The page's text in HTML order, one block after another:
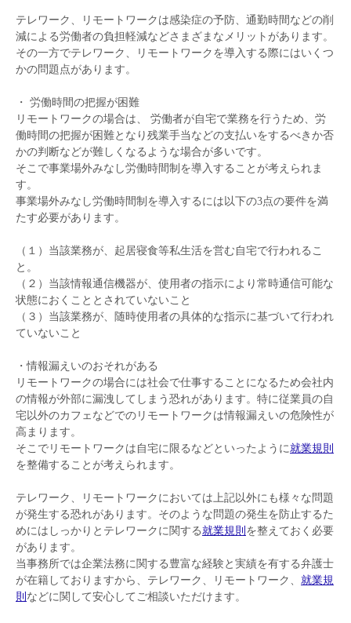
テレワーク、リモートワークは感染症の予防、通勤時間などの削
減による労働者の負担軽減などさまざまなメリットがあります。
その一方でテレワーク、リモートワークを導入する際にはいくつ
かの問題点があります。
・ 労働時間の把握が困難
リモートワークの場合は、 労働者が自宅で業務を行うため、労
働時間の把握が困難となり残業手当などの支払いをするべきか否
かの判断などが難しくなるような場合が多いです。
そこで事業場外みなし労働時間制を導入することが考えられま
す。
事業場外みなし労働時間制を導入するには以下の3点の要件を満
たす必要があります。
（１）当該業務が、起居寝食等私生活を営む自宅で行われるこ
と。
（２）当該情報通信機器が、使用者の指示により常時通信可能な
状態におくこととされていないこと
（３）当該業務が、随時使用者の具体的な指示に基づいて行われ
ていないこと
・情報漏えいのおそれがある
リモートワークの場合には社会で仕事することになるため会社内
の情報が外部に漏洩してしまう恐れがあります。特に従業員の自
宅以外のカフェなどでのリモートワークは情報漏えいの危険性が
高まります。
そこでリモートワークは自宅に限るなどといったように就業規則
を整備することが考えられます。
テレワーク、リモートワークにおいては上記以外にも様々な問題
が発生する恐れがあります。そのような問題の発生を防止するた
めにはしっかりとテレワークに関する就業規則 を整えておく必要
があります。
当事務所では企業法務に関する豊富な経験と実績を有する弁護士
が在籍しておりますから、テレワーク、リモートワーク、 就業規
則 などに関して安心してご相談いただけます。